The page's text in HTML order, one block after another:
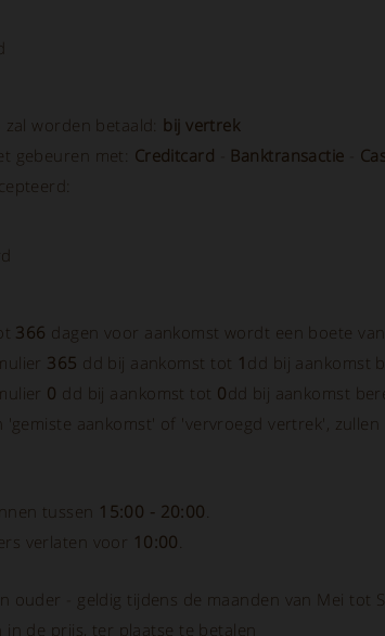
worden betaald: bij vertrek
gebeuren met: Creditcard Banktransactie
366 dagen voor aankomst wordt een boete van
365 dd bij aankomst tot 1 dd bij aankomst
0 dd bij aankomst tot 0dd bij aankomst
'gemiste aankomst' of 'vervroegd vertrek',
tussen 15:00 - 20:00.
verlaten voor 10:00.
ouder - geldig tijdens de maanden van Mei tot
in de prijs, ter plaatse te betalen